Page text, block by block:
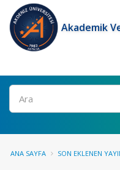
Akademik
Ara
ANA SAYFA SON EKLENEN